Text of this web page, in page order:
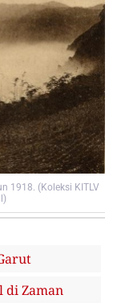
1918. (Koleksi KITLV
di Zaman